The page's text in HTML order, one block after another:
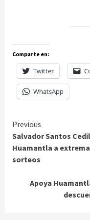
Comparte en:
Twitter
WhatsApp
Continue
Reading
Previous
Salvador Santos
Huamantla a
sorteos
Apoya